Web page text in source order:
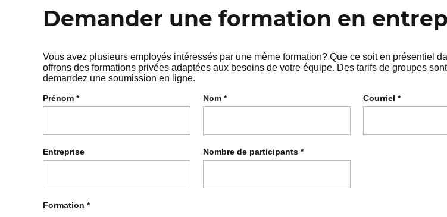
Demander une formation en
Vous avez plusieurs employés intéressés par une même formation? Que ce soit en présentiel
offrons des formations privées adaptées aux besoins de votre équipe. Des tarifs de groupes
demandez une soumission en ligne.
Prénom * Nom * Courriel *
Entreprise Nombre de participants *
Formation *